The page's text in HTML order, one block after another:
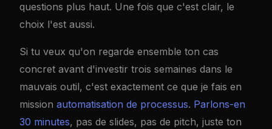
questions plus haut. Une fois que c'est clair, le
choix l'est aussi.
Si tu veux qu'on regarde ensemble ton cas
concret avant d'investir trois semaines dans le
mauvais outil, c'est exactement ce que je fais en
mission automatisation de processus. Parlons-en
30 minutes, pas de slides, pas de pitch, juste ton